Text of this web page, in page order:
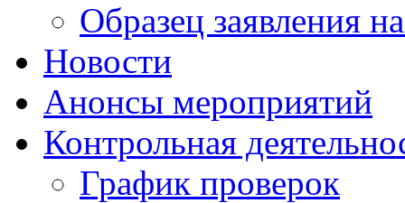
Образец заявления
Новости
Анонсы мероприятий
Контрольная
График проверок